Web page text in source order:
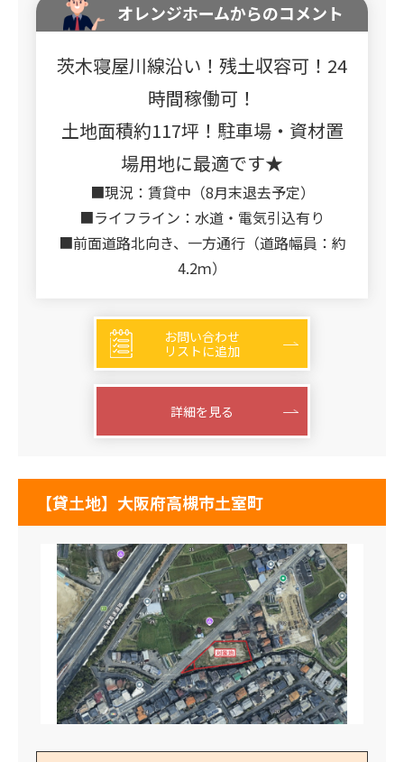
オレンジホームからのコメント
茨木寝屋川線沿い！残土収容可！24
時間稼働可！
土地面積約117坪！駐車場・資材置
場用地に最適です★
■現況：賃貸中（8月末退去予定）
■ライフライン：水道・電気引込有り
■前面道路北向き、一方通行（道路幅員：約
4.2ｍ）
お問い合わせ
リストに追加
詳細を見る
【貸土地】大阪府高槻市土室町